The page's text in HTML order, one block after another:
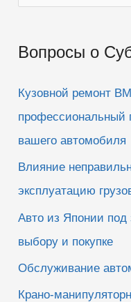
о
с
Вопросы о
Кузовной ремонт
профессиональный
вашего автомобиля
Влияние
эксплуатацию
Авто из Японии под
выбору и покупке
Обслуживание
Крано-